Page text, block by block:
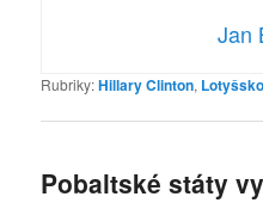
Jan
Rubriky:Hillary Clinton, Lotyšsko
Pobaltské státy